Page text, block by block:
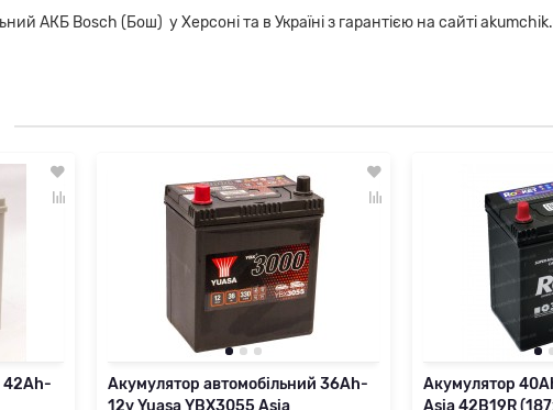
АКБ Bosch (Бош) у Херсоні та в Україні з гарантією на сайті
42Ah-
Акумулятор автомобільний 36Ah-
12v Yuasa YBX3055 Asia
Акумулятор
Asia 42B19R